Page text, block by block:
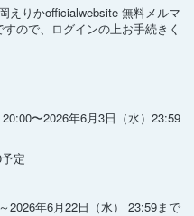
えりかofficialwebsite 無料メルマ
ので、ログインの上お手続きく
〜2026年6月3日（水）23:59
定
2026年6月22日（水） 23:59まで